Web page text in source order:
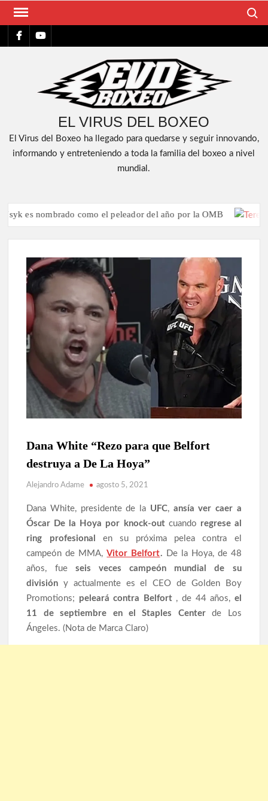
Saltar
contenidoFACEBOOK
YT
EL VIRUS DEL BOXEO
El Virus del Boxeo ha llegado para quedarse y seguir innovando,
informando y entreteniendo a toda la familia del boxeo a nivel
mundial.
nombrado como el peleador del año por la OMB
BOXEO
LEYENDAS
MMA
NOTICIAS
UFC
Dana White “Rezo para que Belfort
destruya a De La Hoya”
Alejandro Adame agosto 5, 2021
Dana White, presidente de la UFC, ansía ver caer a
Óscar De la Hoya por knock-out cuando regrese al
ring profesional
en su próxima pelea contra el
campeón de MMA,Vitor Belfort. De la Hoya, de 48
años, fue seis veces campeón mundial de su
divisióny actualmente es el CEO de Golden Boy
Promotions; peleará contra Belfort, de 44 años, el
11 de septiembre en el Staples Centerde Los
Ángeles. (Nota de Marca Claro)